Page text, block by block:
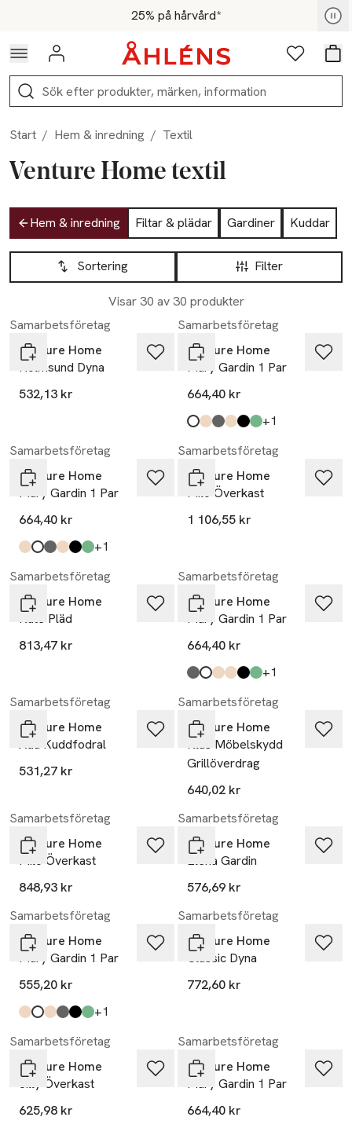
Hoppa till navigationsmenyn25% på hårvård*
För medlemmar - Shoppa nu
Logga in Favoriter
Sök
Start / Hem & inredning / Textil
Venture Home textil
Hoppa till produktsidan
Hem & inredning Filtar & plädar Gardiner
Kuddar
Hoppa till produktsidan
Filter
Sortering
Visar 30 av 30 produkter
Lista över produkter
Samarbetsföretag
Venture Home
Holmsund Dyna
532,13 kr
Samarbetsföretag
Venture Home
Mary Gardin 1 Par
664,40 kr
Produkten finns i färgerna:
white,
sand,
dark grey,
beige,
black,
moss green, +1
Samarbetsföretag
Venture Home
Mary Gardin 1 Par
664,40 kr
Produkten finns i färgerna:
sand,
white,
dark grey,
beige,
black,
moss green, +1
Samarbetsföretag
Venture Home
Milo Överkast
1 106,55 kr
Samarbetsföretag
Venture Home
Kate Pläd
813,47 kr
Samarbetsföretag
Venture Home
Mary Gardin 1 Par
664,40 kr
Produkten finns i färgerna:
dark grey,
white,
sand,
beige,
black,
moss green, +1
Samarbetsföretag
Venture Home
Ada Kuddfodral
531,27 kr
Samarbetsföretag
Venture Home
Klas Möbelskydd
Grillöverdrag
640,02 kr
Samarbetsföretag
Venture Home
Milo Överkast
848,93 kr
Samarbetsföretag
Venture Home
Elena Gardin
576,69 kr
Samarbetsföretag
Venture Home
Mary Gardin 1 Par
555,20 kr
Produkten finns i färgerna:
beige,
white,
sand,
dark grey,
black,
moss green, +1
Samarbetsföretag
Venture Home
Classic Dyna
772,60 kr
Samarbetsföretag
Venture Home
Jilly Överkast
625,98 kr
Samarbetsföretag
Venture Home
Mary Gardin 1 Par
664,40 kr